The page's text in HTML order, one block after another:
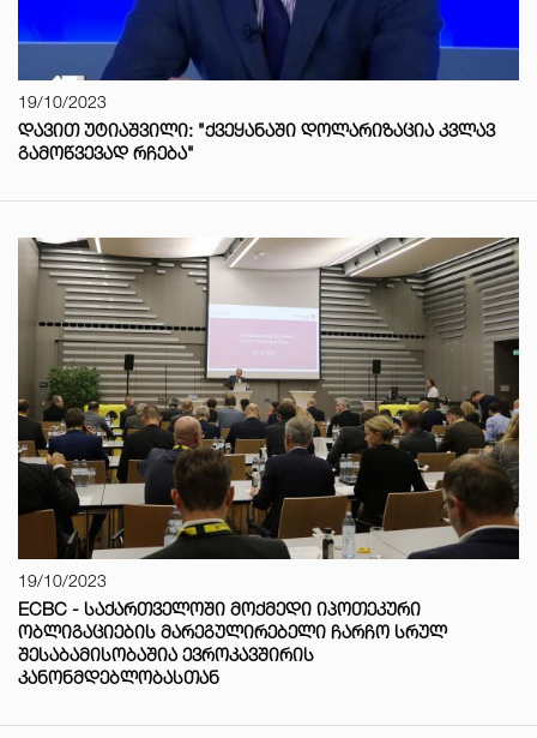
19/10/2023
ᲓᲐᲕᲘᲗ ᲣᲢᲘᲐᲨᲕᲘᲚᲘ: "ᲥᲕᲔᲧᲐᲜᲐᲨᲘ ᲓᲝᲚᲐᲠᲘᲖᲐᲪᲘᲐ ᲙᲕᲚᲐᲕ
ᲒᲐᲛᲝᲬᲕᲔᲕᲐᲓ ᲠᲩᲔᲑᲐ"
19/10/2023
ECBC - ᲡᲐᲥᲐᲠᲗᲕᲔᲚᲝᲨᲘ ᲛᲝᲥᲛᲔᲓᲘ ᲘᲞᲝᲗᲔᲙᲣᲠᲘ
ᲝᲑᲚᲘᲒᲐᲪᲘᲔᲑᲘᲡ ᲛᲐᲠᲔᲒᲣᲚᲘᲠᲔᲑᲔᲚᲘ ᲩᲐᲠᲩᲝ ᲡᲠᲣᲚ
ᲨᲔᲡᲐᲑᲐᲛᲘᲡᲝᲑᲐᲨᲘᲐ ᲔᲕᲠᲝᲙᲐᲕᲨᲘᲠᲘᲡ
ᲙᲐᲜᲝᲜᲛᲓᲔᲑᲚᲝᲑᲐᲡᲗᲐᲜ